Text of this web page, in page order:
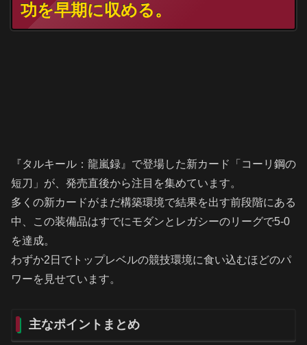
功を早期に収める。
『タルキール：龍嵐録』で登場した新カード「コーリ鋼の
短刀」が、発売直後から注目を集めています。
多くの新カードがまだ構築環境で結果を出す前段階にある
中、この装備品はすでにモダンとレガシーのリーグで5-0
を達成。
わずか2日でトップレベルの競技環境に食い込むほどのパ
ワーを見せています。
主なポイントまとめ